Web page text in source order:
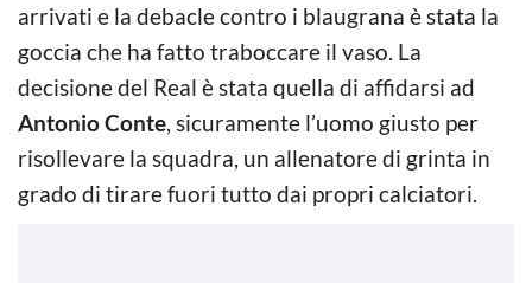
arrivati e la debacle contro i blaugrana è stata la
goccia che ha fatto traboccare il vaso. La
decisione del Real è stata quella di affidarsi ad
Antonio Conte, sicuramente l’uomo giusto per
risollevare la squadra, un allenatore di grinta in
grado di tirare fuori tutto dai propri calciatori.